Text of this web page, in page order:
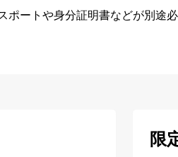
ポートや身分証明書などが別途
限